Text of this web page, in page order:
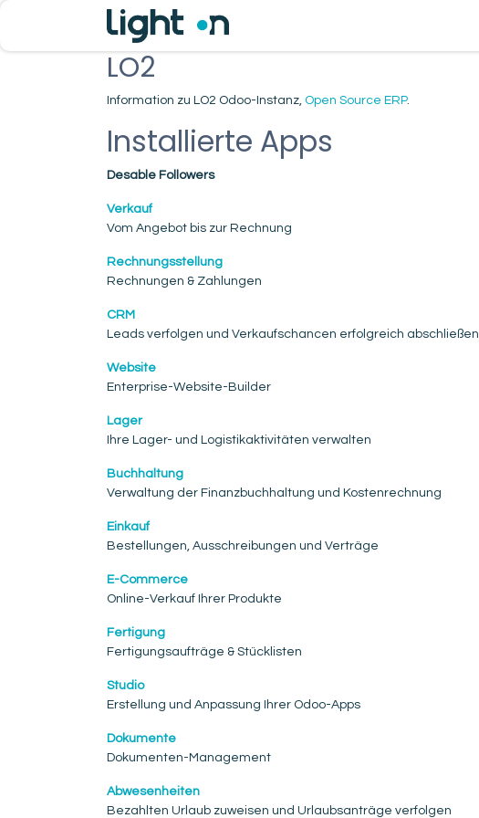
LO2
Information zu LO2 Odoo-Instanz, Open Source ERP.
Installierte Apps
Desable Followers
Verkauf
Vom Angebot bis zur Rechnung
Rechnungsstellung
Rechnungen & Zahlungen
CRM
Leads verfolgen und Verkaufschancen erfolgreich abschließen
Website
Enterprise-Website-Builder
Lager
Ihre Lager- und Logistikaktivitäten verwalten
Buchhaltung
Verwaltung der Finanzbuchhaltung und Kostenrechnung
Einkauf
Bestellungen, Ausschreibungen und Verträge
E-Commerce
Online-Verkauf Ihrer Produkte
Fertigung
Fertigungsaufträge & Stücklisten
Studio
Erstellung und Anpassung Ihrer Odoo-Apps
Dokumente
Dokumenten-Management
Abwesenheiten
Bezahlten Urlaub zuweisen und Urlaubsanträge verfolgen